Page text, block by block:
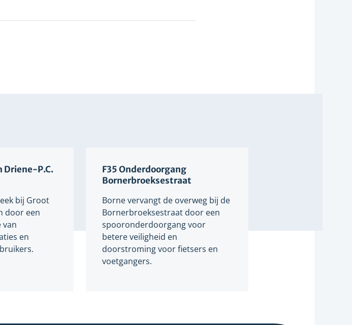
Driene-P.C.
bij Groot
door een
van
en
F35 Onderdoorgang
Bornerbroeksestraat
Borne vervangt de overweg bij de
Bornerbroeksestraat door een
spooronderdoorgang voor
betere veiligheid en
doorstroming voor fietsers en
voetgangers.